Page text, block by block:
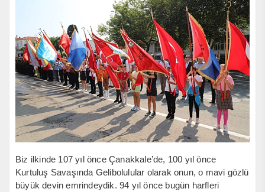
Biz ilkinde 107 yıl önce Çanakkale’de, 100 yıl önce
Kurtuluş Savaşında Gelibolulular olarak onun, o mavi gözlü
büyük devin emrindeydik. 94 yıl önce bugün harfleri